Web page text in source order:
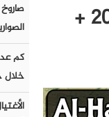
آخر الأوضاع العسكرية على محور الحزم، محافظة الجوف 28 شباط 2020 +
كم
خلال